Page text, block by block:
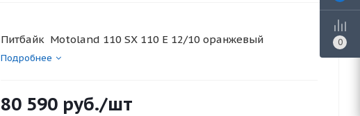
Питбайк Motoland 110 SX 110 E 12/10 оранжевый
Подробнее
80 590 руб./шт
0